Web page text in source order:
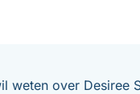
weten over Desiree